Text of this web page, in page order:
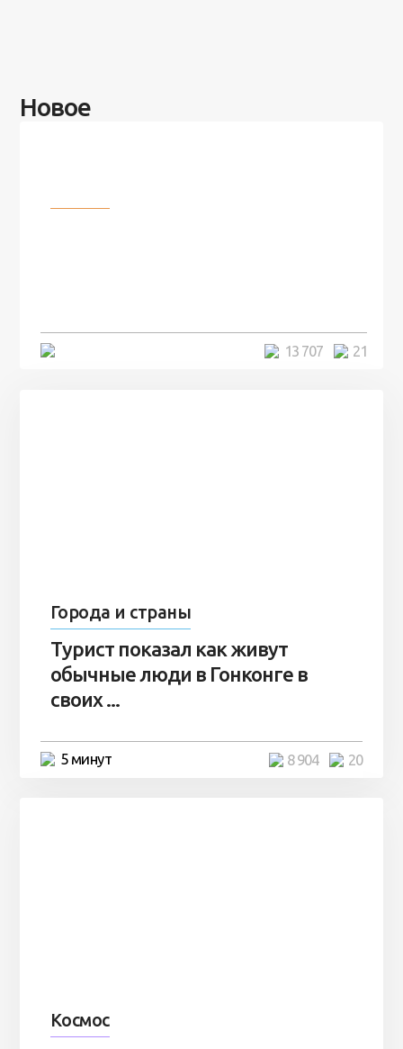
Новое
21
13 707
Города и страны
Турист показал как живут
обычные люди в Гонконге в
своих ...
5 минут 20
8 904
Космос